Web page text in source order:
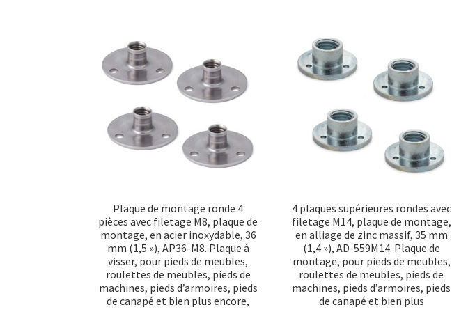
Plaque de montage ronde 4
pièces avec filetage M8, plaque de
montage, en acier inoxydable, 36
mm (1,5 »), AP36-M8. Plaque à
visser, pour pieds de meubles,
roulettes de meubles, pieds de
machines, pieds d’armoires, pieds
de canapé et bien plus encore,
4 plaques supérieures rondes avec
filetage M14, plaque de montage,
en alliage de zinc massif, 35 mm
(1,4 »), AD-559M14. Plaque de
montage, pour pieds de meubles,
roulettes de meubles, pieds de
machines, pieds d’armoires, pieds
de canapé et bien plus